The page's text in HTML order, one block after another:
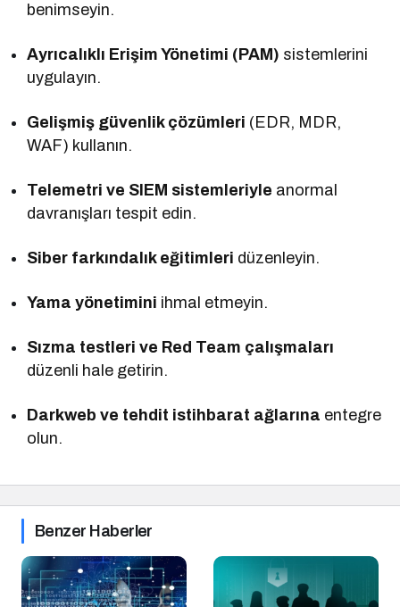
benimseyin.
Ayrıcalıklı Erişim Yönetimi (PAM) sistemlerini
uygulayın.
Gelişmiş güvenlik çözümleri (EDR, MDR,
WAF) kullanın.
Telemetri ve SIEM sistemleriyle anormal
davranışları tespit edin.
Siber farkındalık eğitimleri düzenleyin.
Yama yönetimini ihmal etmeyin.
Sızma testleri ve Red Team çalışmaları
düzenli hale getirin.
Darkweb ve tehdit istihbarat ağlarına entegre
olun.
Benzer Haberler